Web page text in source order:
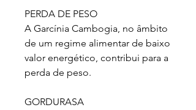
PERDA DE PESO
A Garcínia Cambogia, no âmbito
de um regime alimentar de baixo
valor energético, contribui para a
perda de peso.
GORDURASA